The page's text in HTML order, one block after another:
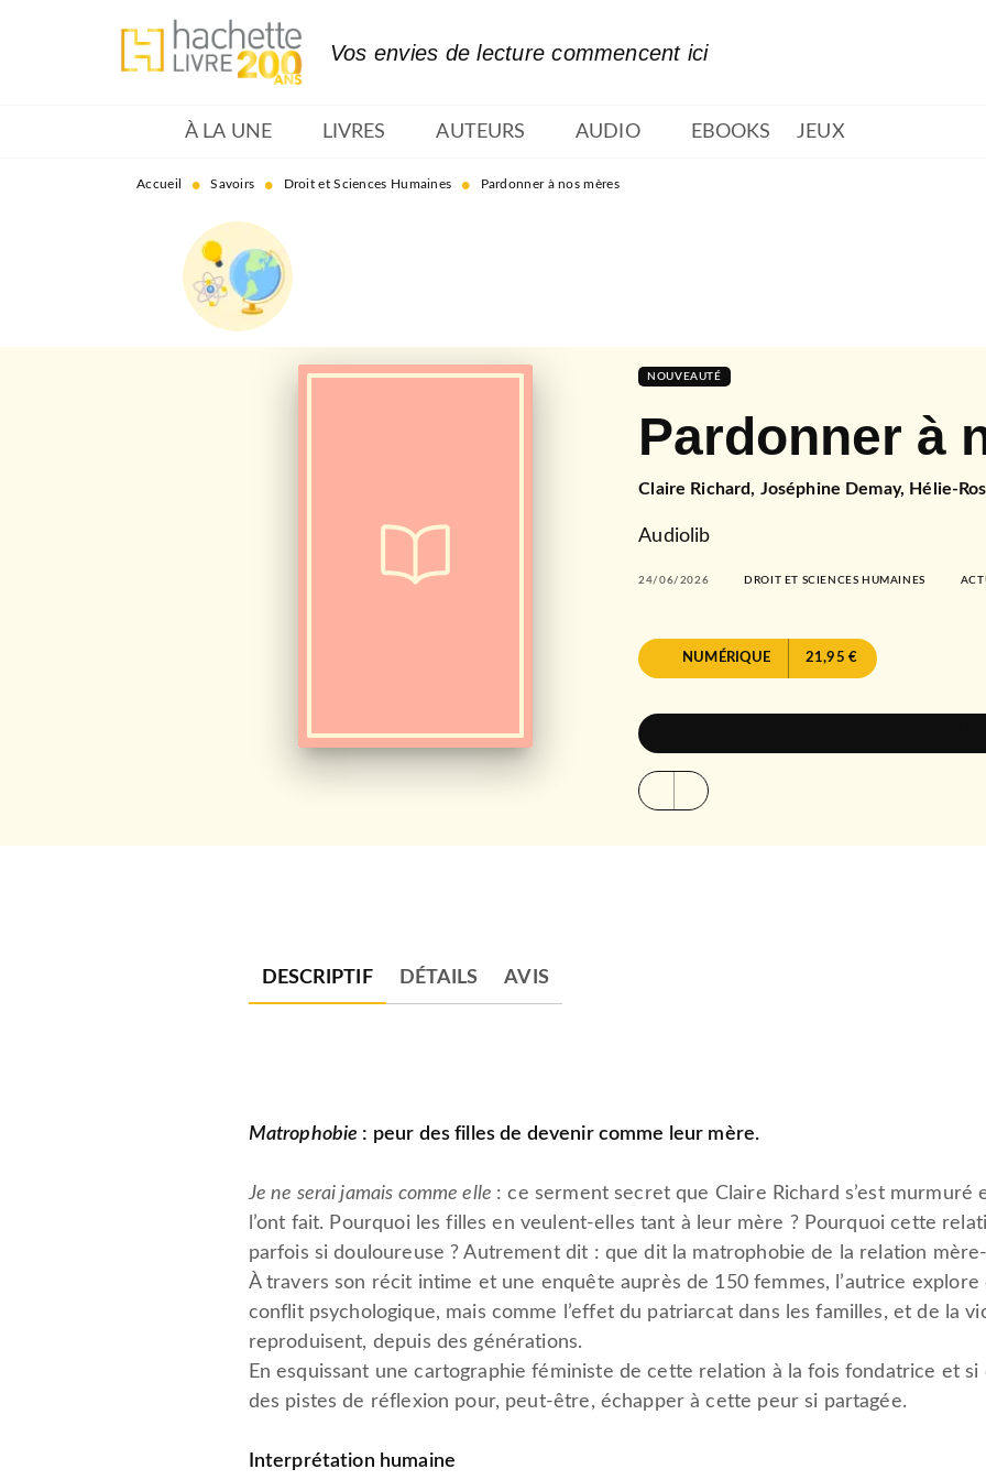
MENU RECHERCHE
Vos envies de lecture commencent ici
À LA UNE LIVRES AUTEURS AUDIO EBOOKS JEUX
Accueil • Savoirs • Droit et Sciences Humaines • Pardonner à nos mères
NOUVEAUTÉ
Pardonner à
Claire Richard, Joséphine Demay, Hélie-
Audiolib
24/06/2026 DROIT ET SCIENCES HUMAINES
NUMÉRIQUE 21,95 €
DESCRIPTIF DÉTAILS AVIS
Matrophobie : peur des filles de devenir comme leur mère.
Je ne serai jamais comme elle : ce serment secret que Claire Richard s’est murmuré
l’ont fait. Pourquoi les filles en veulent-elles tant à leur mère ? Pourquoi cette
parfois si douloureuse ? Autrement dit : que dit la matrophobie de la relation
À travers son récit intime et une enquête auprès de 150 femmes, l’autrice
conflit psychologique, mais comme l’effet du patriarcat dans les familles, et de la
reproduisent, depuis des générations.
En esquissant une cartographie féministe de cette relation à la fois fondatrice et
des pistes de réflexion pour, peut-être, échapper à cette peur si partagée.
Interprétation humaine